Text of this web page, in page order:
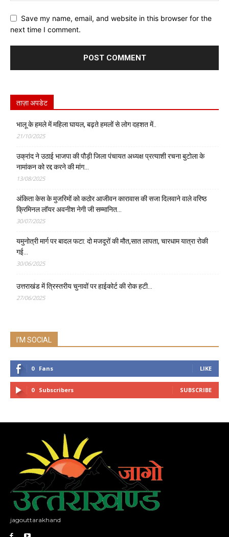
Save my name, email, and website in this browser for the
next time I comment.
ताज़ा अपडेट
भालू के हमले में महिला घायल, बढ़ते हमलों से लोग दहशत में..
21/10/2025
उक्रांद ने उठाई भाजपा की पौड़ी जिला पंचायत अध्यक्ष प्रत्याशी रचना बुटोला के
नामांकन को रद्द करने की मांग…
13/08/2025
अंकिता केस के मुजरिमों को कठोर आजीवन कारावास की सजा दिलवाने वाले वरिष्ठ
क्रिमिनल लॉयर अवनीश नेगी जी सम्मानित…
30/07/2025
यमुनोत्री मार्ग पर बादल फटा: दो मजदूरों की मौत,सात लापता, चारधाम यात्रा रोकी
गई…
30/06/2025
उत्तराखंड में त्रिस्तरीय चुनावों पर हाईकोर्ट की रोक हटी…
27/06/2025
I'M SOCIAL
0 Fans LIKE
0 Subscribers SUBSCRIBE
jagouttarakhand